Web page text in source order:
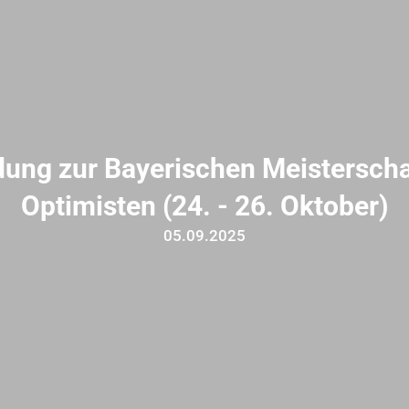
zur Bayerischen
Optimisten (24. - 26. Oktober)
05.09.2025